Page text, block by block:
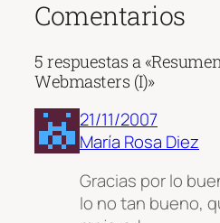
Comentarios
5 respuestas a
Webmasters (I)»
21/11/2007
María Rosa Diez
Gracias por lo
lo no tan bueno,